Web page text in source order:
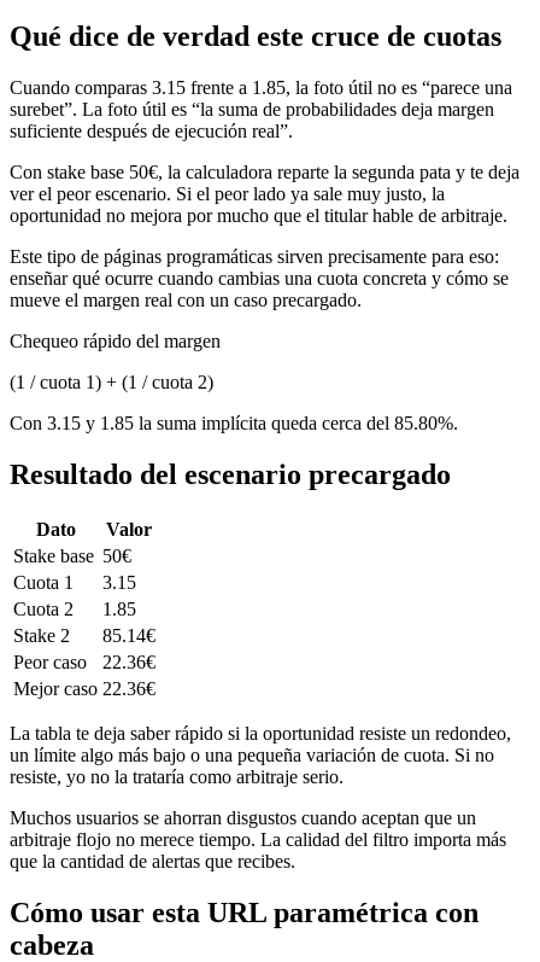
Qué dice de verdad este cruce de cuotas
Cuando comparas 3.15 frente a 1.85, la foto útil no es “parece una
surebet”. La foto útil es “la suma de probabilidades deja margen
suficiente después de ejecución real”.
Con stake base 50€, la calculadora reparte la segunda pata y te deja
ver el peor escenario. Si el peor lado ya sale muy justo, la
oportunidad no mejora por mucho que el titular hable de arbitraje.
Este tipo de páginas programáticas sirven precisamente para eso:
enseñar qué ocurre cuando cambias una cuota concreta y cómo se
mueve el margen real con un caso precargado.
Chequeo rápido del margen
(1 / cuota 1) + (1 / cuota 2)
Con 3.15 y 1.85 la suma implícita queda cerca del 85.80%.
Resultado del escenario precargado
Dato
Valor
Stake base 50€
Cuota 1
3.15
Cuota 2
1.85
Stake 2
85.14€
Peor caso
22.36€
Mejor caso 22.36€
La tabla te deja saber rápido si la oportunidad resiste un redondeo,
un límite algo más bajo o una pequeña variación de cuota. Si no
resiste, yo no la trataría como arbitraje serio.
Muchos usuarios se ahorran disgustos cuando aceptan que un
arbitraje flojo no merece tiempo. La calidad del filtro importa más
que la cantidad de alertas que recibes.
Cómo usar esta URL paramétrica con
cabeza